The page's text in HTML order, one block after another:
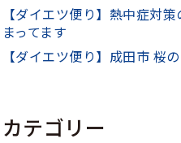
【ダイエツ便り】熱中症対
まってます
【ダイエツ便り】成田市 桜
カテゴリー